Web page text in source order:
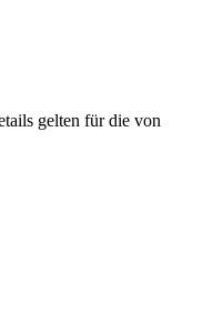
gelten für die von